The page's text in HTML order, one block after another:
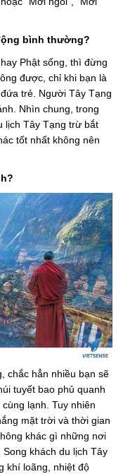
bình thường?
Phật sống, thì đừng
được, chỉ khi bạn là
trẻ. Người Tây Tạng
Nhìn chung, trong
lịch Tây Tạng trừ bắt
tốt nhất không nên
chắc hẳn nhiều bạn sẽ
tuyết bao phủ quanh
lạnh. Tuy nhiên
mặt trời và thời gian
khác gì những nơi
khách du lịch Tây
khí loãng, nhiệt độ